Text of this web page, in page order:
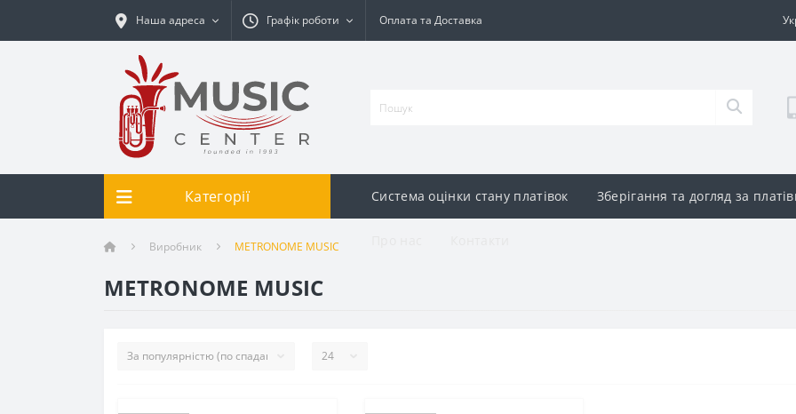
Наша адреса Графік роботи Оплата та Доставка
Категорії Система оцінки стану платівок Зберігання та догляд за
Виробник METRONOME MUSIC
METRONOME MUSIC